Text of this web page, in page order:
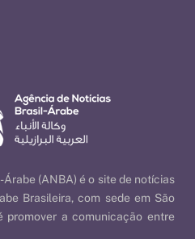
(ANBA) é o site de notícias
Brasileira, com sede em São
promover a comunicação entre